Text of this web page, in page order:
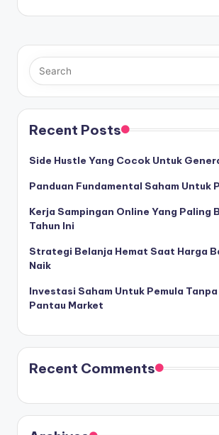
Recent Posts
Side Hustle Yang Cocok Untuk
Panduan Fundamental Saham Untuk
Kerja Sampingan Online Yang Paling
Tahun Ini
Strategi Belanja Hemat Saat Harga
Naik
Investasi Saham Untuk Pemula
Pantau Market
Recent Comments